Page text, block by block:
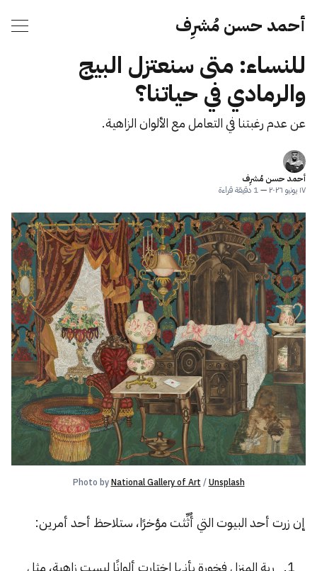
أحمد حسن مُشرِف
للنساء: متى سنعتزل البيج
والرمادي في حياتنا؟
عن عدم رغبتنا في التعامل مع الألوان الزاهية.
أحمد حسن مُشرِف
١٧ يونيو ٢٠٢٦
—1 دقيقة قراءة
Photo by National Gallery of Art / Unsplash
إن زرت أحد البيوت التي أُثِّثت مؤخرًا، ستلاحظ أحد أمرين: